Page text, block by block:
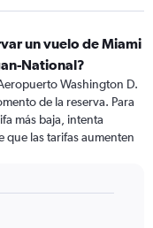
un vuelo de Miami
National?
Washington D.
de la reserva. Para
más baja, intenta
que las tarifas aumenten